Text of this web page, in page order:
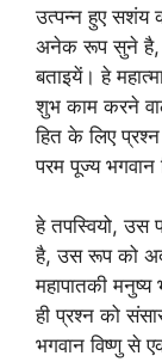
उत्पन्न हुए सशंय
अनेक रूप सुने है,
बताइयें। हे
शुभ काम करने
हित के लिए
परम पूज्य भगवान
हे तपस्वियो, उस
है, उस रूप को
महापातकी
ही प्रश्न को
भगवान विष्णु से